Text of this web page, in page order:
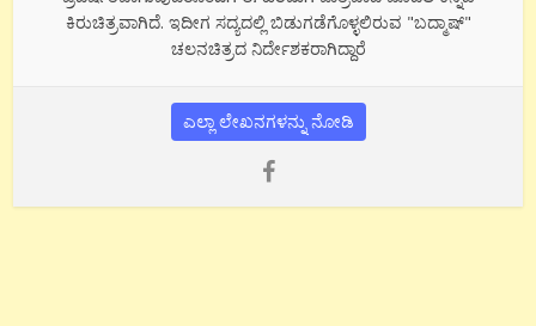
ಕಿರುಚಿತ್ರವಾಗಿದೆ. ಇದೀಗ ಸದ್ಯದಲ್ಲಿ ಬಿಡುಗಡೆಗೊಳ್ಳಲಿರುವ "ಬದ್ಮಾಷ್"
ಚಲನಚಿತ್ರದ ನಿರ್ದೇಶಕರಾಗಿದ್ದಾರೆ
ಎಲ್ಲಾ ಲೇಖನಗಳನ್ನು ನೋಡಿ